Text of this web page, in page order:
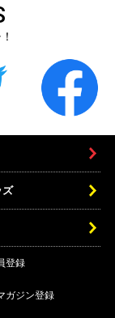
ズ
登録
ガジン登録